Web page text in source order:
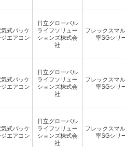
気式パッケ
ジエアコン
日立グローバル
ライフソリュー
ションズ株式会
社
フレックスマ
率SGシリ
気式パッケ
ジエアコン
日立グローバル
ライフソリュー
ションズ株式会
社
フレックスマ
率SGシリ
気式パッケ
ジエアコン
日立グローバル
ライフソリュー
ションズ株式会
社
フレックスマ
率SGシリ